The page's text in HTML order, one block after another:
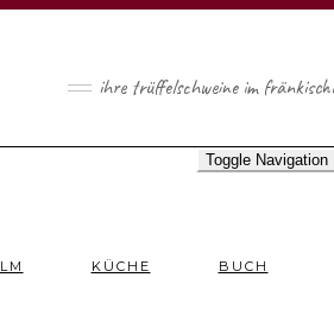
ihre trüffelschweine im
Toggle Navigation
KÜCHE BUCH